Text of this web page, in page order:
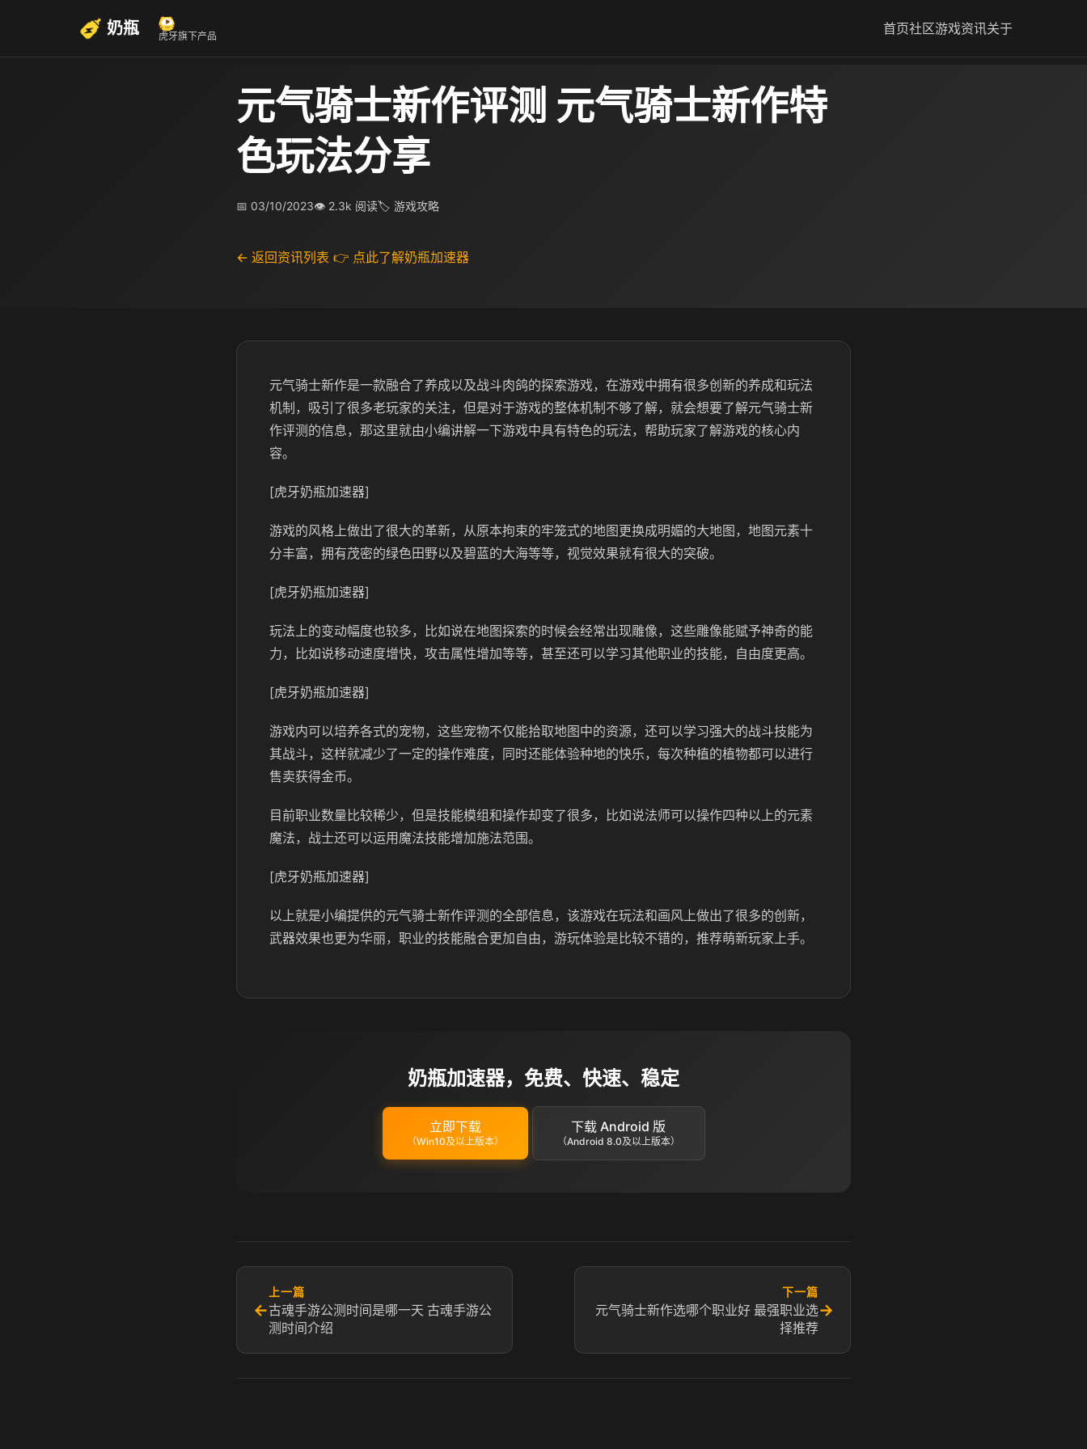
奶瓶 虎牙旗下产品 首页社区游戏资讯关于
元气骑士新作评测 元气骑士新作特
色玩法分享
📅 03/10/2023👁 2.3k 阅读🏷 游戏攻略
← 返回资讯列表 👉 点此了解奶瓶加速器
元气骑士新作是一款融合了养成以及战斗肉鸽的探索游戏，在游戏中拥有很多创新的养成和玩法
机制，吸引了很多老玩家的关注，但是对于游戏的整体机制不够了解，就会想要了解元气骑士新
作评测的信息，那这里就由小编讲解一下游戏中具有特色的玩法，帮助玩家了解游戏的核心内
容。
[虎牙奶瓶加速器]
游戏的风格上做出了很大的革新，从原本拘束的牢笼式的地图更换成明媚的大地图，地图元素十
分丰富，拥有茂密的绿色田野以及碧蓝的大海等等，视觉效果就有很大的突破。
[虎牙奶瓶加速器]
玩法上的变动幅度也较多，比如说在地图探索的时候会经常出现雕像，这些雕像能赋予神奇的能
力，比如说移动速度增快，攻击属性增加等等，甚至还可以学习其他职业的技能，自由度更高。
[虎牙奶瓶加速器]
游戏内可以培养各式的宠物，这些宠物不仅能拾取地图中的资源，还可以学习强大的战斗技能为
其战斗，这样就减少了一定的操作难度，同时还能体验种地的快乐，每次种植的植物都可以进行
售卖获得金币。
目前职业数量比较稀少，但是技能模组和操作却变了很多，比如说法师可以操作四种以上的元素
魔法，战士还可以运用魔法技能增加施法范围。
[虎牙奶瓶加速器]
以上就是小编提供的元气骑士新作评测的全部信息，该游戏在玩法和画风上做出了很多的创新，
武器效果也更为华丽，职业的技能融合更加自由，游玩体验是比较不错的，推荐萌新玩家上手。
奶瓶加速器，免费、快速、稳定
立即下载
（Win10及以上版本）
下载 Android 版
（Android 8.0及以上版本）
←
上一篇
古魂手游公测时间是哪一天 古魂手游公
测时间介绍
下一篇
元气骑士新作选哪个职业好 最强职业选
择推荐
→